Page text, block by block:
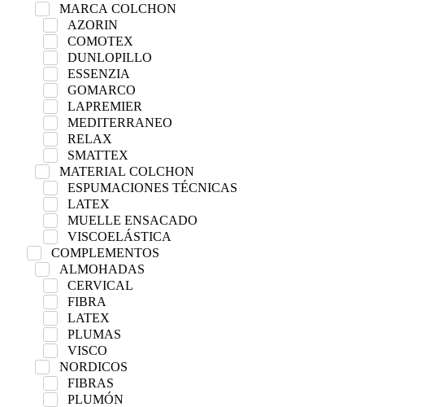
MARCA COLCHON
AZORIN
COMOTEX
DUNLOPILLO
ESSENZIA
GOMARCO
LAPREMIER
MEDITERRANEO
RELAX
SMATTEX
MATERIAL COLCHON
ESPUMACIONES TÉCNICAS
LATEX
MUELLE ENSACADO
VISCOELÁSTICA
COMPLEMENTOS
ALMOHADAS
CERVICAL
FIBRA
LATEX
PLUMAS
VISCO
NORDICOS
FIBRAS
PLUMÓN